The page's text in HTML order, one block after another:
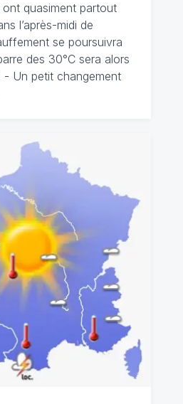
quasiment partout
l’après-midi de
se poursuivra
des 30°C sera alors
Un petit changement